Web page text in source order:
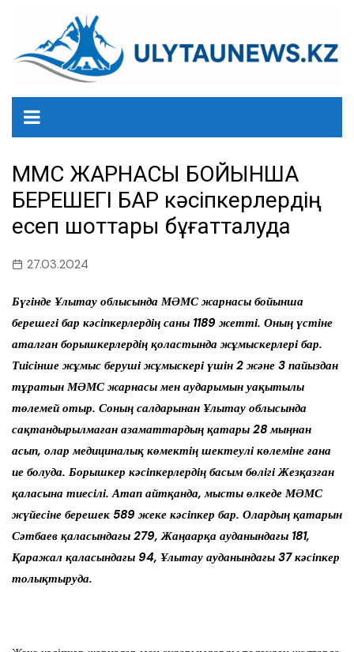
содержанию
МӘМС ЖАРНАСЫ БОЙЫНША
БЕРЕШЕГІ БАР кәсіпкерлердің
есеп шоттары бұғатталуда
27.03.2024
Бүгінде Ұлытау облысында МӘМС жарнасы бойынша
берешегі бар кәсіпкерлердің саны 1189 жетті. Оның үстіне
аталған борышкерлердің қоластында жұмыскерлері бар.
Тиісінше жұмыс беруші жұмыскері үшін 2 және 3 пайыздан
тұратын МӘМС жарнасы мен аударымын уақытылы
төлемей отыр. Соның салдарынан Ұлытау облысында
сақтандырылмаған азаматтардың қатары 28 мыңнан
асып, олар медициналық көмектің шектеулі көлеміне ғана
ие болуда. Борышкер кәсіпкерлердің басым бөлігі Жезқазған
қаласына тиесілі. Атап айтқанда, мысты өлкеде МӘМС
жүйесіне берешек 589 жеке кәсіпкер бар. Олардың қатарын
Сәтбаев қаласындағы 279, Жаңаарқа ауданындағы 181,
Қаражал қаласындағы 94, Ұлытау ауданындағы 37 кәсіпкер
толықтыруда.